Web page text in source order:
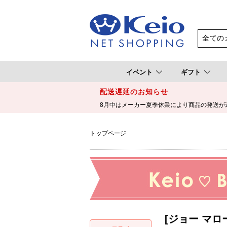
イベント ギフト
配送遅延のお知らせ
8月中はメーカー夏季休業により商品の発送
トップページ
[ジョー マロ